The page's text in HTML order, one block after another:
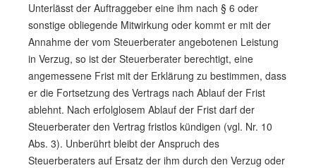
Unterlässt der Auftraggeber eine ihm nach § 6 oder
sonstige obliegende Mitwirkung oder kommt er mit der
Annahme der vom Steuerberater angebotenen Leistung
in Verzug, so ist der Steuerberater berechtigt, eine
angemessene Frist mit der Erklärung zu bestimmen, dass
er die Fortsetzung des Vertrags nach Ablauf der Frist
ablehnt. Nach erfolglosem Ablauf der Frist darf der
Steuerberater den Vertrag fristlos kündigen (vgl. Nr. 10
Abs. 3). Unberührt bleibt der Anspruch des
Steuerberaters auf Ersatz der ihm durch den Verzug oder